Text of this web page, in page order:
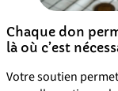
Chaque don
là où c’est
Votre soutien